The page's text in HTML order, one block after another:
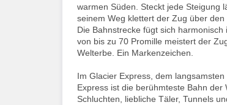
warmen Süden. Steckt jede Steigung
seinem Weg klettert der Zug über
Die Bahnstrecke fügt sich
von bis zu 70 Promille meistert der
Welterbe. Ein Markenzeichen.
Im Glacier Express, dem
Express ist die berühmteste Bahn
Schluchten, liebliche Täler, Tunnels